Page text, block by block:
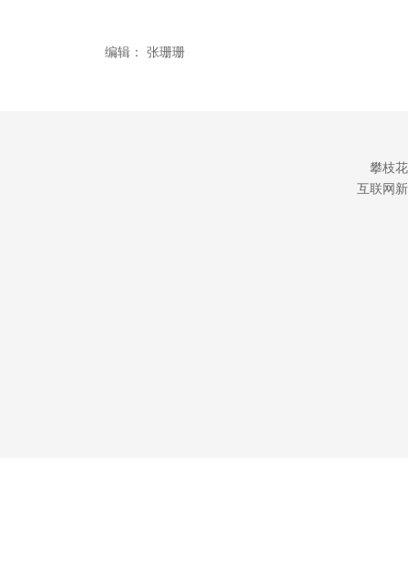
编辑： 张珊珊
攀枝
互联网